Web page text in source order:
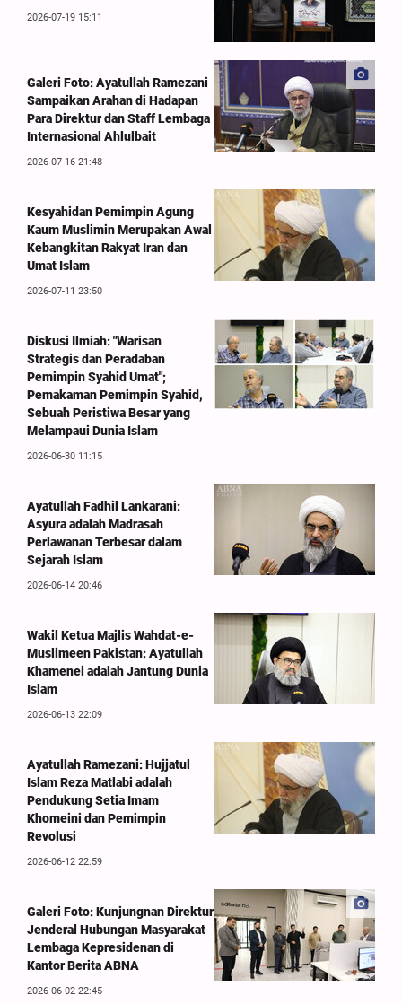
2026-07-19 15:11
Galeri Foto: Ayatullah Ramezani
Sampaikan Arahan di Hadapan
Para Direktur dan Staff Lembaga
Internasional Ahlulbait
2026-07-16 21:48
Kesyahidan Pemimpin Agung
Kaum Muslimin Merupakan Awal
Kebangkitan Rakyat Iran dan
Umat Islam
2026-07-11 23:50
Diskusi Ilmiah: "Warisan
Strategis dan Peradaban
Pemimpin Syahid Umat";
Pemakaman Pemimpin Syahid,
Sebuah Peristiwa Besar yang
Melampaui Dunia Islam
2026-06-30 11:15
Ayatullah Fadhil Lankarani:
Asyura adalah Madrasah
Perlawanan Terbesar dalam
Sejarah Islam
2026-06-14 20:46
Wakil Ketua Majlis Wahdat-e-
Muslimeen Pakistan: Ayatullah
Khamenei adalah Jantung Dunia
Islam
2026-06-13 22:09
Ayatullah Ramezani: Hujjatul
Islam Reza Matlabi adalah
Pendukung Setia Imam
Khomeini dan Pemimpin
Revolusi
2026-06-12 22:59
Galeri Foto: Kunjungnan Direktur
Jenderal Hubungan Masyarakat
Lembaga Kepresidenan di
Kantor Berita ABNA
2026-06-02 22:45